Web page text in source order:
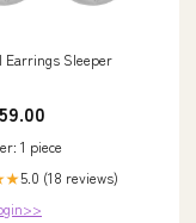
Earrings Sleeper
1 piece
5.0 (18 reviews)